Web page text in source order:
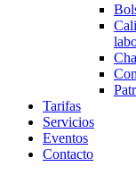
Tarifas
Servicios
Eventos
Contacto